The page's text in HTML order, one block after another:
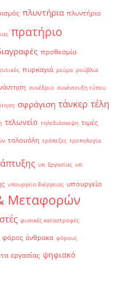
πλυντήρια πλυντήριο
πρατήριο
προθεσμία
πυρκαγιά ρεύμα ρούβλια
συνέδριο συνέντευξη τύπου
σφράγιση τάνκερ τέλη
τελωνείο τηλεδιάσκεψη τιμές
τολουόλη τράπεζες τροπολογία
υπ. Εργασίας υπ.
υπουργείο Ενέργειας υπουργείο
Μεταφορών
φυσικές καταστροφές
φόρος άνθρακα φόρους
εργασίας ψηφιακό